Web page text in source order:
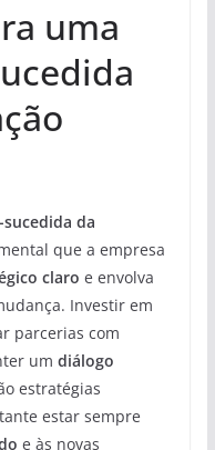
uma
da
que a empresa
claro e envolva
Investir em
parcerias com
um diálogo
estratégias
estar sempre
e às novas